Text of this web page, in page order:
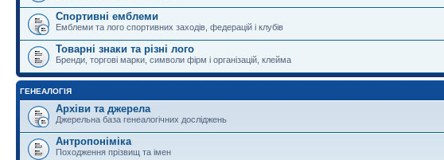
Спортивні емблеми
Емблеми та лого спортивних заходів, федерацій і клубів
Товарні знаки та різні лого
Бренди, торгові марки, символи фірм і організацій, клейма
ГЕНЕАЛОГІЯ
Архіви та джерела
Джерельна база генеалогічних досліджень
Антропоніміка
Походження прізвищ та імен